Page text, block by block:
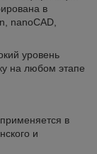
в
nanoCAD,
уровень
на любом этапе
в
и